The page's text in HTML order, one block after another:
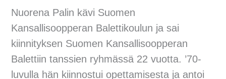
Nuorena Palin kävi Suomen
Kansallisoopperan Balettikoulun ja sai
kiinnityksen Suomen Kansallisoopperan
Balettiin tanssien ryhmässä 22 vuotta. ’70-
luvulla hän kiinnostui opettamisesta ja antoi